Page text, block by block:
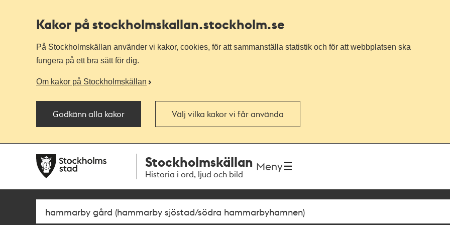
Kakor på stockholmskallan.stockholm.se
På Stockholmskällan använder vi kakor, cookies, för att sammanställa statistik och för att webbplatsen ska
fungera på ett bra sätt för dig.
Om kakor på Stockholmskällan
Godkänn alla kakor Välj vilka kakor vi får använda
navigationen
huvudinnehållet
Stockholmskällan
Historia i ord, ljud och bild
Meny
Sök